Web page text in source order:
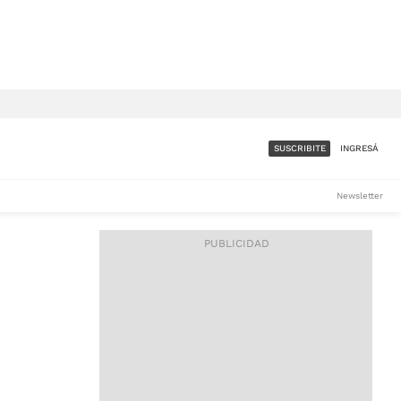
ACCESO FULL - $1.800/MES
SUSCRIBITE INGRESÁ
Newsletter